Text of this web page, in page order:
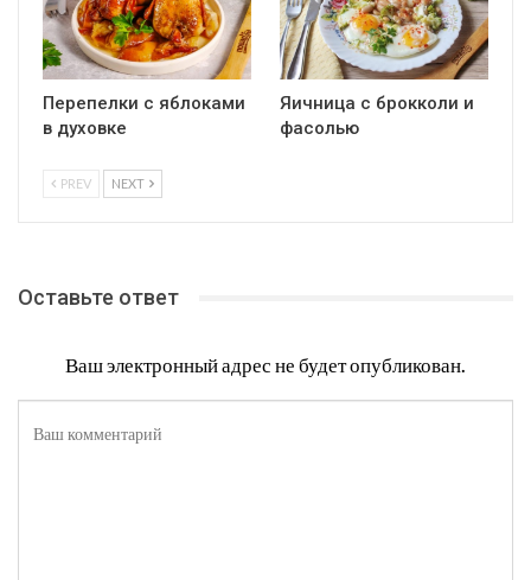
Перепелки с яблоками
в духовке
Яичница с брокколи и
фасолью
PREV NEXT
Оставьте ответ
Ваш электронный адрес не будет опубликован.